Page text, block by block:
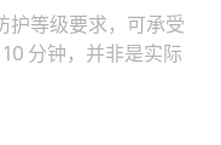
护等级要求，可承受
分钟，并非是实际